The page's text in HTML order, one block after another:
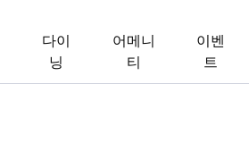
다이
닝
어메니
티
이벤
트